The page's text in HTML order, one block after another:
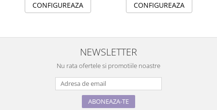
CONFIGUREAZA CONFIGUREAZA
NEWSLETTER
Nu rata ofertele si promotiile noastre